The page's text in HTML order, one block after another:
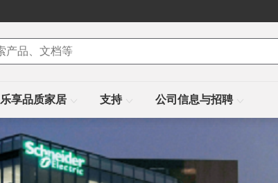
乐享品质家居 支持 公司信息与招聘